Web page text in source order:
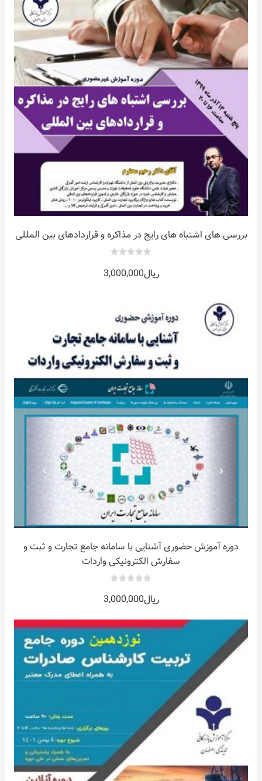
بررسی های اشتباه های رایج در مذاکره و قراردادهای بین المللی
out
of
ریال3,000,000
دوره آموزش حضوری آشنایی با سامانه جامع تجارت و ثبت و
سفارش الکترونیکی واردات
out
of
ریال3,000,000